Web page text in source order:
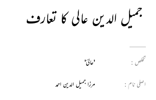
جمیل الدین عالی کا تعارف
تخلص : 'عالیؔ'
اصلی نام : مرزا جمیل الدین احمد